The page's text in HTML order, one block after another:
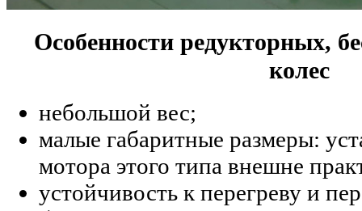
Особенности редукторных,
колес
небольшой вес;
малые габаритные размеры:
мотора этого типа внешне
устойчивость к перегреву и